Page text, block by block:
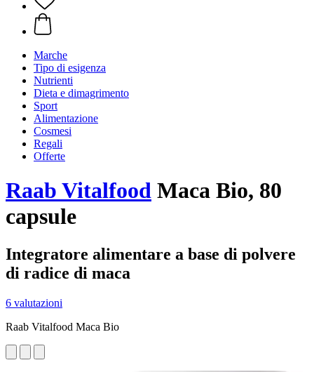
Marche
Tipo di esigenza
Nutrienti
Dieta e dimagrimento
Sport
Alimentazione
Cosmesi
Regali
Offerte
Raab Vitalfood Maca Bio, 80
capsule
Integratore alimentare a base di polvere
di radice di maca
6 valutazioni
Raab Vitalfood Maca Bio